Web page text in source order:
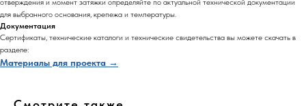
отверждения и момент затяжки определяйте по актуальной технической документации
для выбранного основания, крепежа и температуры.
Документация
Сертификаты, технические каталоги и технические свидетельства вы можете скачать в
разделе:
Материалы для проекта →